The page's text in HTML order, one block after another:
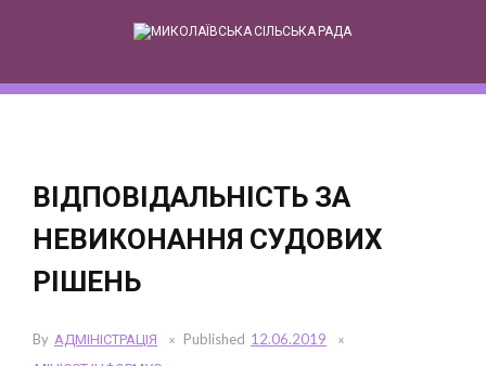
to
ВІДПОВІДАЛЬНІСТЬ ЗА
НЕВИКОНАННЯ СУДОВИХ
РІШЕНЬ
By АДМІНІСТРАЦІЯ Published 12.06.2019